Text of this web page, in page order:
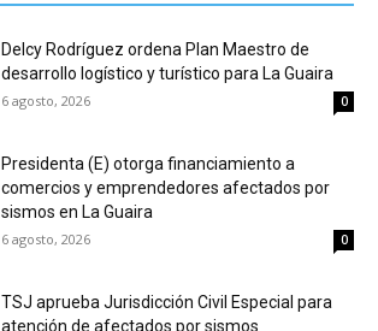
Delcy Rodríguez ordena Plan Maestro de
desarrollo logístico y turístico para La Guaira
6 agosto, 2026 0
Presidenta (E) otorga financiamiento a
comercios y emprendedores afectados por
sismos en La Guaira
6 agosto, 2026 0
TSJ aprueba Jurisdicción Civil Especial para
atención de afectados por sismos